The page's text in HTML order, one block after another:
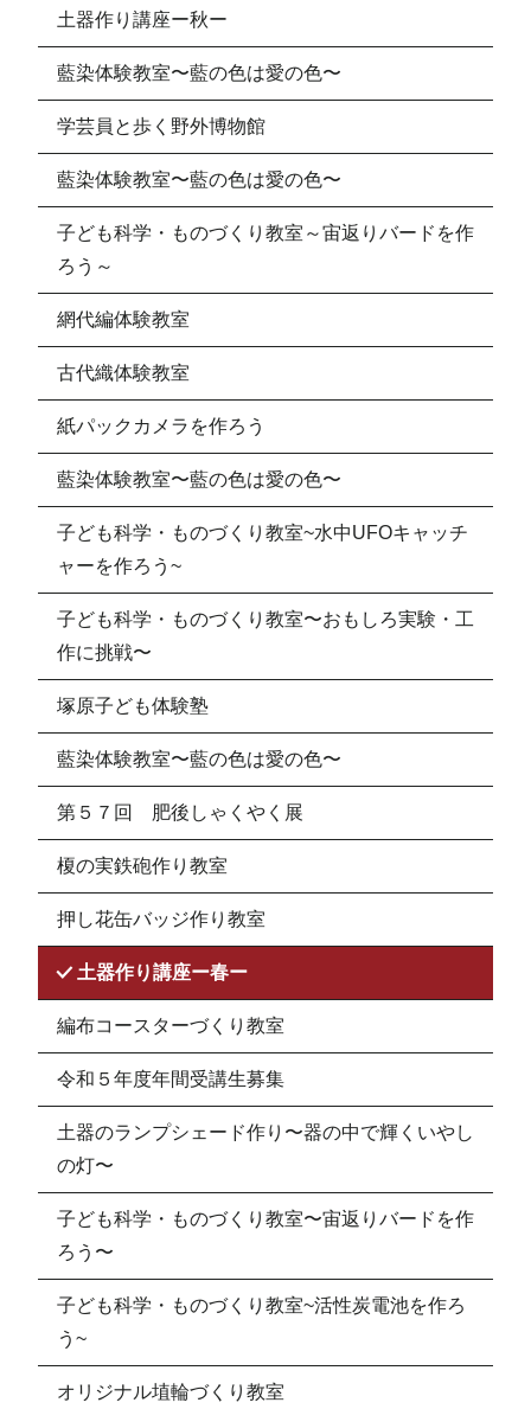
土器作り講座ー秋ー
藍染体験教室〜藍の色は愛の色〜
学芸員と歩く野外博物館
藍染体験教室〜藍の色は愛の色〜
子ども科学・ものづくり教室～宙返りバードを作
ろう～
網代編体験教室
古代織体験教室
紙パックカメラを作ろう
藍染体験教室〜藍の色は愛の色〜
子ども科学・ものづくり教室~水中UFOキャッチ
ャーを作ろう~
子ども科学・ものづくり教室〜おもしろ実験・工
作に挑戦〜
塚原子ども体験塾
藍染体験教室〜藍の色は愛の色〜
第５７回 肥後しゃくやく展
榎の実鉄砲作り教室
押し花缶バッジ作り教室
土器作り講座ー春ー
編布コースターづくり教室
令和５年度年間受講生募集
土器のランプシェード作り〜器の中で輝くいやし
の灯〜
子ども科学・ものづくり教室〜宙返りバードを作
ろう〜
子ども科学・ものづくり教室~活性炭電池を作ろ
う~
オリジナル埴輪づくり教室